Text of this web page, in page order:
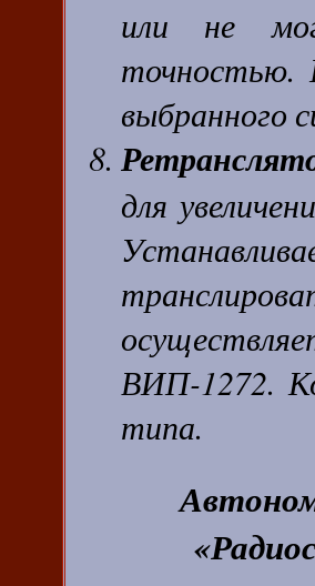
или не
точностью.
выбранного
для
ВИП-1272.
типа.